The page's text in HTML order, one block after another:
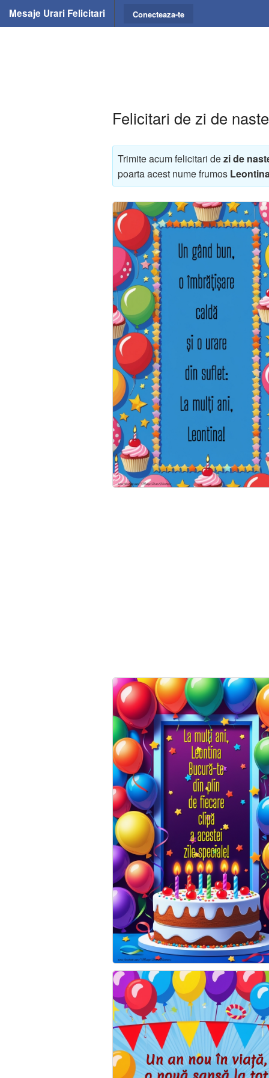
Mesaje Urari Felicitari Conecteaza-te
Felicitari de zi de
Trimite acum felicitari dezi de
poarta acest nume frumos